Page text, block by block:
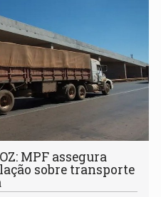
MPF assegura
sobre transporte